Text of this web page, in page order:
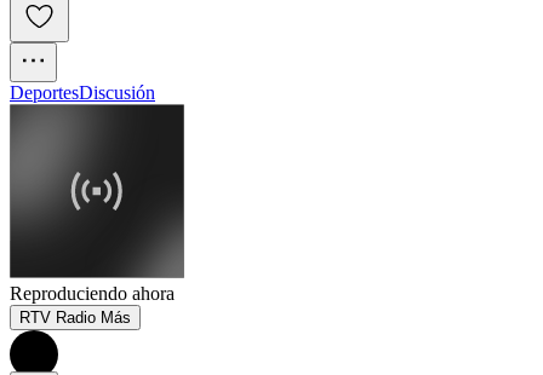
DeportesDiscusión
Reproduciendo ahora
RTV Radio Más